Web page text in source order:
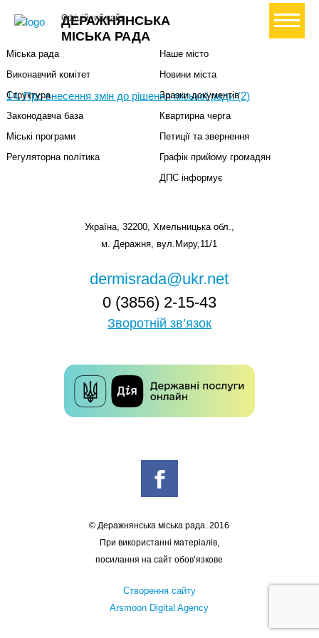
ДЕРАЖНЯНСЬКА
МІСЬКА РАДА
Офіційний сайт+ Створити петицію
14. Про внесення змін до рішення міської ради (2)
Міський голова
Міська рада
Виконавчий комітет
Структура
Законодавча база
Міські програми
Регуляторна політика
Наше місто
Новини міста
Зразки документів
Квартирна черга
Петиції та звернення
Графік прийому громадян
ДПС інформує
Україна, 32200, Хмельницька обл.,
м. Деражня, вул.Миру,11/1
dermisrada@ukr.net
0 (3856) 2-15-43
Зворотній зв’язок
© Деражнянська міська рада. 2016
При використанні матеріалів,
посилання на сайт обов’язкове
Створення сайту
Arsmoon Digital Agency